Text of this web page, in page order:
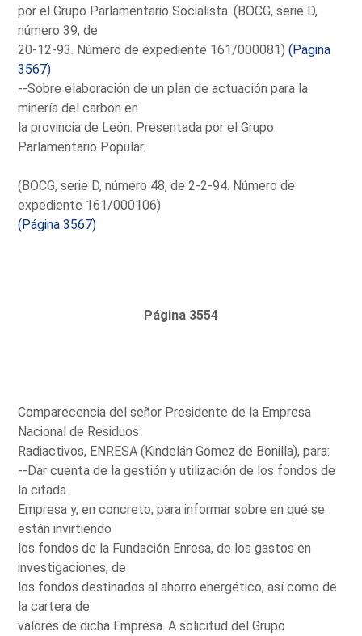
por el Grupo Parlamentario Socialista. (BOCG, serie D,
número 39, de
20-12-93. Número de expediente 161/000081)(Página
3567)
--Sobre elaboración de un plan de actuación para la
minería del carbón en
la provincia de León. Presentada por el Grupo
Parlamentario Popular.
(BOCG, serie D, número 48, de 2-2-94. Número de
expediente 161/000106)
(Página 3567)
Página 3554
Comparecencia del señor Presidente de la Empresa
Nacional de Residuos
Radiactivos, ENRESA (Kindelán Gómez de Bonilla), para:
--Dar cuenta de la gestión y utilización de los fondos de
la citada
Empresa y, en concreto, para informar sobre en qué se
están invirtiendo
los fondos de la Fundación Enresa, de los gastos en
investigaciones, de
los fondos destinados al ahorro energético, así como de
la cartera de
valores de dicha Empresa. A solicitud del Grupo